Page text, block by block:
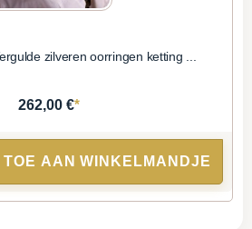
zilveren oorringen ketting ...
262,00 €*
TOE AAN WINKELMANDJE